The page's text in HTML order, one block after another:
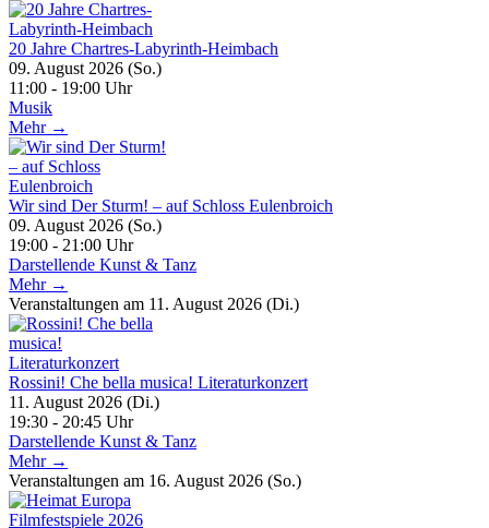
20 Jahre Chartres-Labyrinth-Heimbach
09. August 2026 (So.)
11:00 - 19:00 Uhr
Musik
Mehr →
Wir sind Der Sturm! – auf Schloss Eulenbroich
09. August 2026 (So.)
19:00 - 21:00 Uhr
Darstellende Kunst & Tanz
Mehr →
Veranstaltungen am 11. August 2026 (Di.)
Rossini! Che bella musica! Literaturkonzert
11. August 2026 (Di.)
19:30 - 20:45 Uhr
Darstellende Kunst & Tanz
Mehr →
Veranstaltungen am 16. August 2026 (So.)